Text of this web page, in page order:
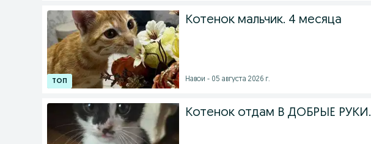
Котенок мальчик. 4 месяца
Навои - 05 августа 2026 г.
Котенок отдам В ДОБРЫЕ РУКИ.